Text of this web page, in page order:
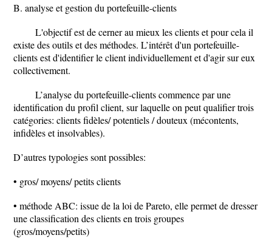
B. analyse et gestion du portefeuille-clients
L'objectif est de cerner au mieux les clients et pour cela il
existe des outils et des méthodes. L’intérêt d'un portefeuille-
clients est d'identifier le client individuellement et d'agir sur eux
collectivement.
L’analyse du portefeuille-clients commence par une
identification du profil client, sur laquelle on peut qualifier trois
catégories: clients fidèles/ potentiels / douteux (mécontents,
infidèles et insolvables).
D’autres typologies sont possibles:
• gros/ moyens/ petits clients
• méthode ABC: issue de la loi de Pareto, elle permet de dresser
une classification des clients en trois groupes
(gros/moyens/petits)